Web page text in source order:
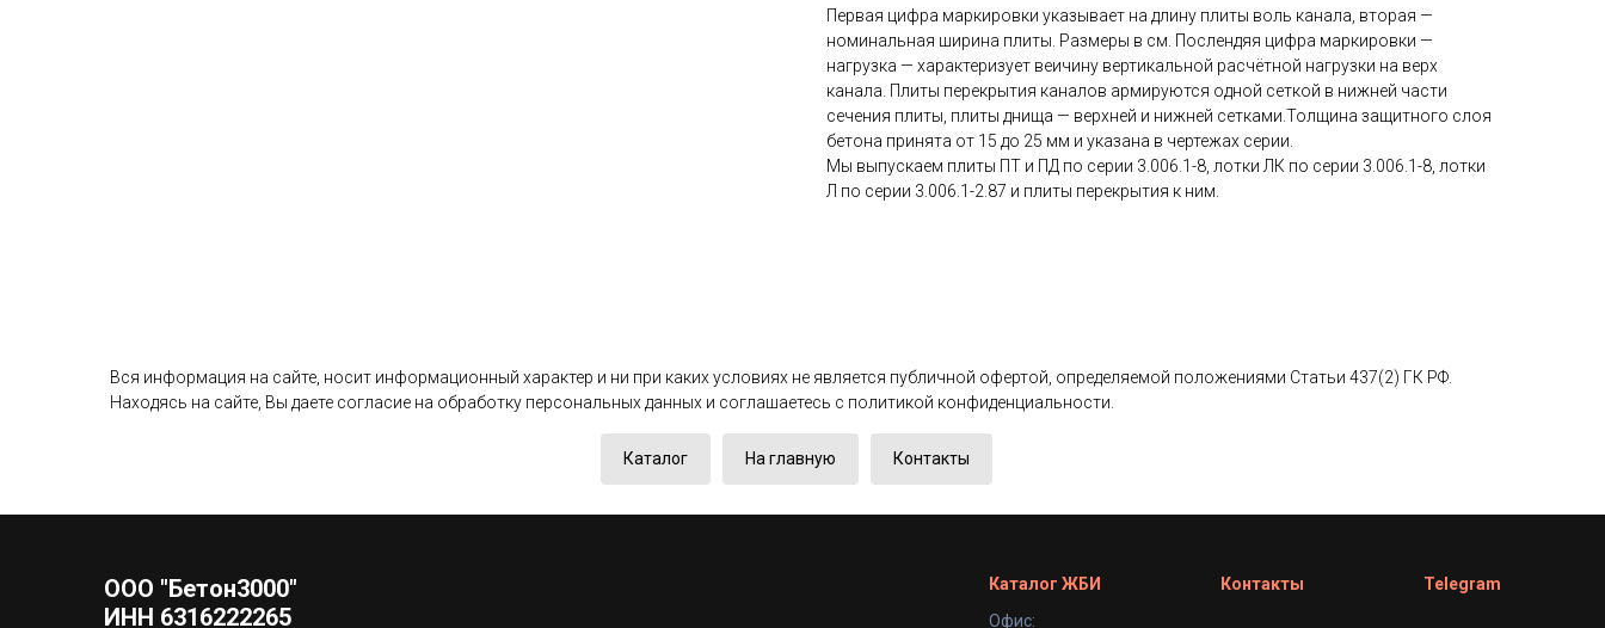
Первая цифра маркировки указывает на длину плиты воль канала, вторая —
номинальная ширина плиты. Размеры в см. Послендяя цифра маркировки —
нагрузка — характеризует веичину вертикальной расчётной нагрузки на верх
канала. Плиты перекрытия каналов армируются одной сеткой в нижней части
сечения плиты, плиты днища — верхней и нижней сетками.Толщина защитного слоя
бетона принята от 15 до 25 мм и указана в чертежах серии.
Мы выпускаем плиты ПТ и ПД по серии 3.006.1-8, лотки ЛК по серии 3.006.1-8, лотки
Л по серии 3.006.1-2.87 и плиты перекрытия к ним.
Вся информация на сайте, носит информационный характер и ни при каких условиях не является публичной офертой, определяемой положениями Статьи 437(2) ГК РФ.
Находясь на сайте, Вы даете согласие на обработку персональных данных и соглашаетесь c политикой конфиденциальности.
Каталог На главную Контакты
ООО "Бетон3000"
ИНН 6316222265
Каталог ЖБИ Контакты
Telegram
Офис: